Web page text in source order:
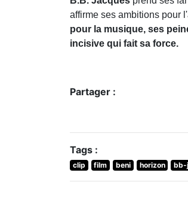
affirme ses ambitions pour
pour la musique, ses
incisive qui fait sa force.
Partager :
Tags :
clip film beni horizon bb-